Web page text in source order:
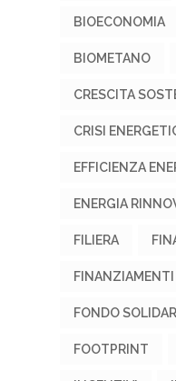
BIOECONOMIA
BIOMETANO
CRESCITA
CRISI
EFFICIENZA
ENERGIA
FILIERA
FINANZIAMENTI
FONDO
FOOTPRINT